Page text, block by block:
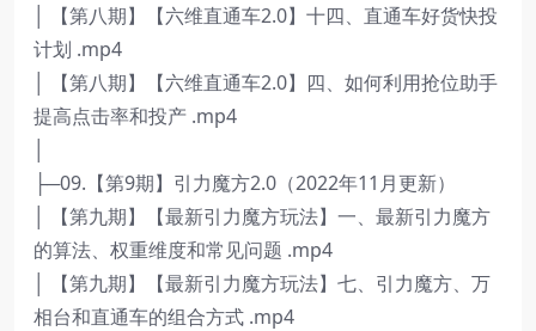
│ 【第八期】【六维直通车2.0】十四、直通车好货快投
计划 .mp4
│ 【第八期】【六维直通车2.0】四、如何利用抢位助手
提高点击率和投产 .mp4
├─09.【第9期】引力魔方2.0（2022年11月更新）
│ 【第九期】【最新引力魔方玩法】一、最新引力魔方
的算法、权重维度和常见问题 .mp4
│ 【第九期】【最新引力魔方玩法】七、引力魔方、万
相台和直通车的组合方式 .mp4